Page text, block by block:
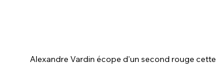
Alexandre Vardin écope d'un second rouge cette